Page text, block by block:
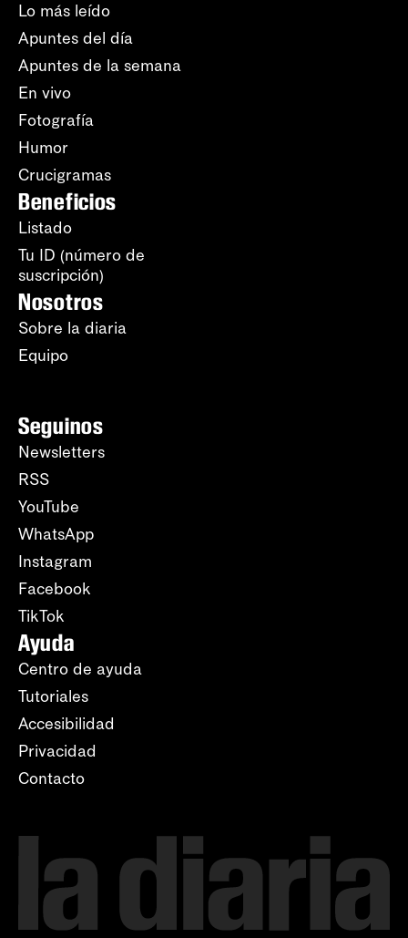
Lo más leído
Apuntes del día
Apuntes de la semana
En vivo
Fotografía
Humor
Crucigramas
Beneficios
Listado
Tu ID (número de
suscripción)
Nosotros
Sobre la diaria
Equipo
Seguinos
Newsletters
RSS
YouTube
WhatsApp
Instagram
Facebook
TikTok
Ayuda
Centro de ayuda
Tutoriales
Accesibilidad
Privacidad
Contacto